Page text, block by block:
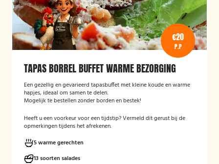
€20
P.P
TAPAS BORREL BUFFET WARME BEZORGING
Een gezellig en gevarieerd tapasbuffet met kleine koude en warme
hapjes, ideaal om samen te delen.
Mogelijk te bestellen zonder borden en bestek!
Heeft u een voorkeur voor een tijdstip? Vermeld dit gerust bij de
opmerkingen tijdens het afrekenen.
5 warme gerechten
13 soorten salades